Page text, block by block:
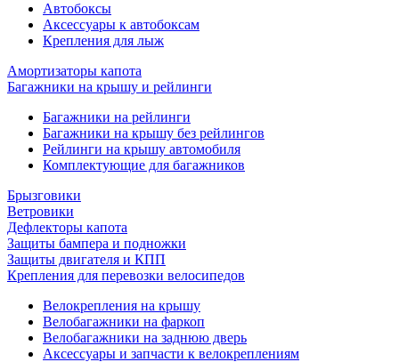
Автобоксы
Аксессуары к автобоксам
Крепления для лыж
Амортизаторы капота
Багажники на крышу и рейлинги
Багажники на рейлинги
Багажники на крышу без рейлингов
Рейлинги на крышу автомобиля
Комплектующие для багажников
Брызговики
Ветровики
Дефлекторы капота
Защиты бампера и подножки
Защиты двигателя и КПП
Крепления для перевозки велосипедов
Велокрепления на крышу
Велобагажники на фаркоп
Велобагажники на заднюю дверь
Аксессуары и запчасти к велокреплениям